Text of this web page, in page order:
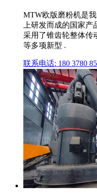
MTW欧版磨粉机是
上研发而成的国家
采用了锥齿轮整体传
等多项新型 .
联系电话: 180 3780